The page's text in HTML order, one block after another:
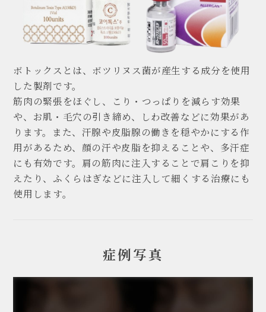
お問い合わせフォーム
ボトックスとは、ボツリヌス菌が産生する成分を使用
した製剤です。
筋肉の緊張をほぐし、こり・つっぱりを減らす効果
や、お肌・毛穴の引き締め、しわ改善などに効果があ
ります。また、汗腺や皮脂腺の働きを穏やかにする作
用があるため、顔の汗や皮脂を抑えることや、多汗症
にも有効です。肩の筋肉に注入することで肩こりを抑
えたり、ふくらはぎなどに注入して細くする治療にも
使用します。
症例写真